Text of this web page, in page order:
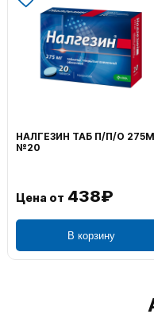
НАЛГЕЗИН ТАБ П/П/О
№20
Цена от 438₽
В корзину